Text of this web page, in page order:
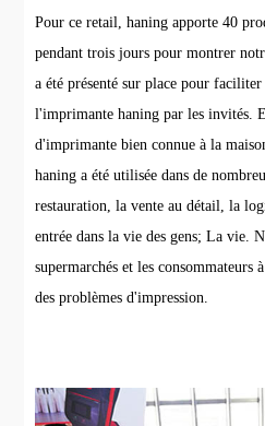
Pour ce retail, haning apporte 40
pendant trois jours pour montrer
a été présenté sur place pour faciliter
l'imprimante haning par les invités.
d'imprimante bien connue à la
haning a été utilisée dans de
restauration, la vente au détail, la
entrée dans la vie des gens; La vie.
supermarchés et les consommateurs
des problèmes d'impression.